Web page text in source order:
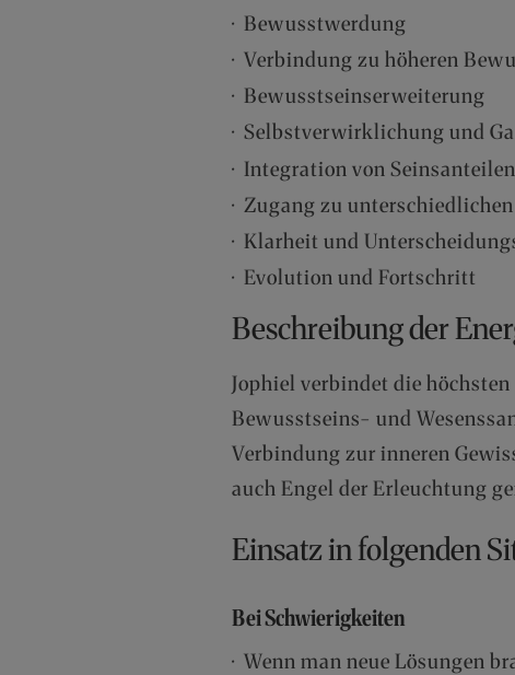
· Bewusstwerdung
· Verbindung zu höheren
· Bewusstseinserweiterung
· Selbstverwirklichung und
· Integration von
· Zugang zu
· Klarheit und
· Evolution und Fortschritt
Beschreibung der
Jophiel verbindet die
Bewusstseins- und
Verbindung zur inneren
auch Engel der Erleuchtung
Einsatz in folgenden
Bei Schwierigkeiten
· Wenn man neue Lösungen